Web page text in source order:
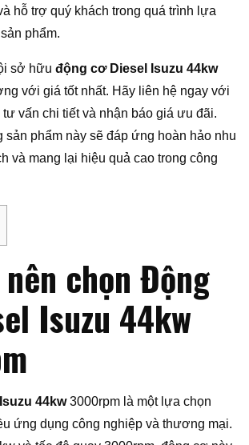
hỗ trợ quý khách trong quá trình lựa
phẩm.
sở hữu động cơ Diesel Isuzu 44kw
với giá tốt nhất. Hãy liên hệ ngay với
vấn chi tiết và nhận báo giá ưu đãi.
sản phẩm này sẽ đáp ứng hoàn hảo nhu
và mang lại hiệu quả cao trong công
chọn Động
Isuzu 44kw
44kw3000rpm là một lựa chọn
ứng dụng công nghiệp và thương mại.